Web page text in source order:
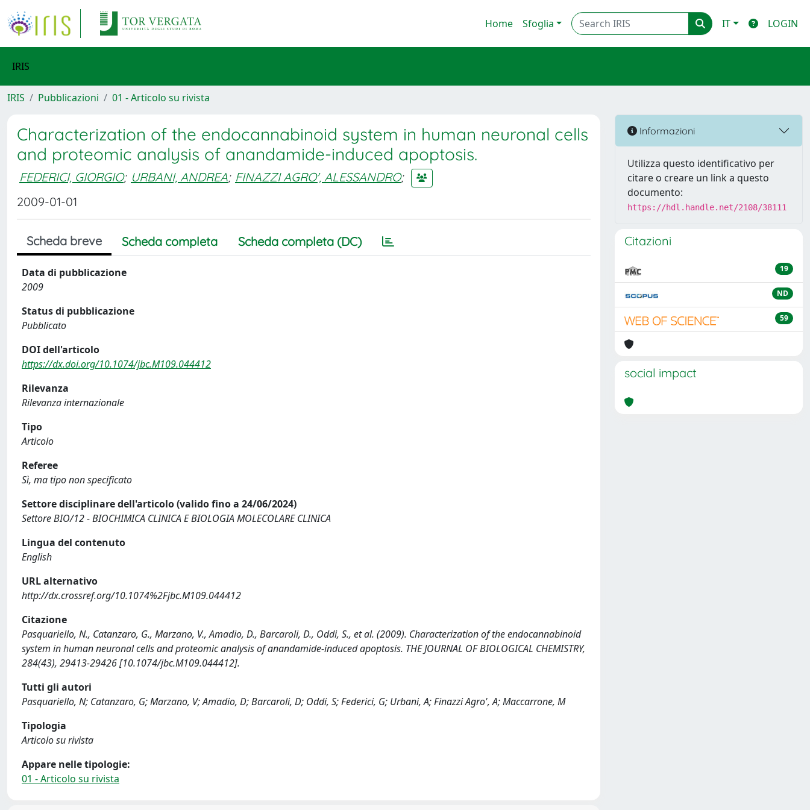
Home Sfoglia IT LOGIN
IRIS
IRIS Pubblicazioni 01 - Articolo su rivista
Characterization of the endocannabinoid system in human neuronal cells
and proteomic analysis of anandamide-induced apoptosis.
FEDERICI, GIORGIO; URBANI, ANDREA; FINAZZI AGRO', ALESSANDRO;
2009-01-01
Scheda breve Scheda completa Scheda completa (DC)
Data di pubblicazione
2009
Status di pubblicazione
Pubblicato
DOI dell'articolo
https://dx.doi.org/10.1074/jbc.M109.044412
Rilevanza
Rilevanza internazionale
Tipo
Articolo
Referee
Sì, ma tipo non specificato
Settore disciplinare dell'articolo (valido fino a 24/06/2024)
Settore BIO/12 - BIOCHIMICA CLINICA E BIOLOGIA MOLECOLARE CLINICA
Lingua del contenuto
English
URL alternativo
http://dx.crossref.org/10.1074%2Fjbc.M109.044412
Citazione
Pasquariello, N., Catanzaro, G., Marzano, V., Amadio, D., Barcaroli, D., Oddi, S., et al. (2009). Characterization of the endocannabinoid
system in human neuronal cells and proteomic analysis of anandamide-induced apoptosis. THE JOURNAL OF BIOLOGICAL CHEMISTRY,
284(43), 29413-29426 [10.1074/jbc.M109.044412].
Tutti gli autori
Pasquariello, N; Catanzaro, G; Marzano, V; Amadio, D; Barcaroli, D; Oddi, S; Federici, G; Urbani, A; Finazzi Agro', A; Maccarrone, M
Tipologia
Articolo su rivista
Appare nelle tipologie:
01 - Articolo su rivista
Informazioni
Utilizza questo identificativo per
citare o creare un link a questo
documento:
https://hdl.handle.net/2108/38111
Citazioni
19
ND
59
social impact